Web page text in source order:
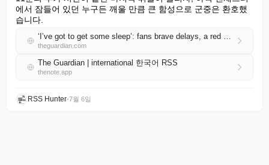
에서 잠들어 있던 누구든 깨울 만큼 큰 함성으로 군중은 환호했
습니다.
‘I’ve got to get some sleep’: fans brave delays, a red card and a tense finish to cheer England into the final eight
theguardian.com
The Guardian | international 한국어 RSS
thenote.app
RSS Hunter•7월 6일